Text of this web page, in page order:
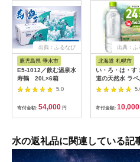
出典：ふるなび
鹿児島県 垂水市
E5-1012／飲む温泉水
寿鶴 20L×6箱
5.0
寄付金額: 54,000 円
出典：ふ
北海道 札幌市
い・ろ・は・す
道の天然水 ラベ
ス
寄付金額: 10,000
水の返礼品に関連している記